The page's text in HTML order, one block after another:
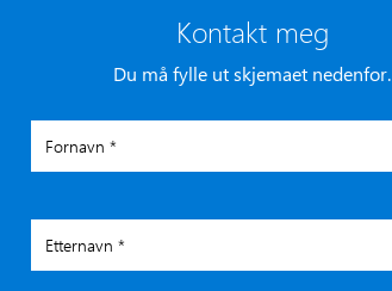
Kontakt meg
Du må fylle ut skjemaet nedenfor.